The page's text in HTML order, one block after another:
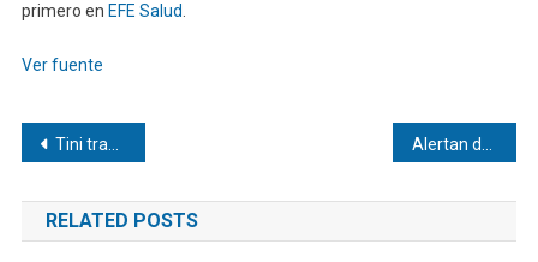
primero en EFE Salud
Ver fuente
Navegación
de
entradas
Tini traerá su tour «Futtura» al Estadio Monumental de Caracas
RELATED POSTS